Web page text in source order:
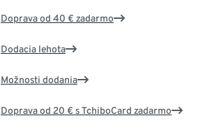
Doprava od 40 € zadarmo
Dodacia lehota
Možnosti dodania
Doprava od 20 € s TchiboCard zadarmo